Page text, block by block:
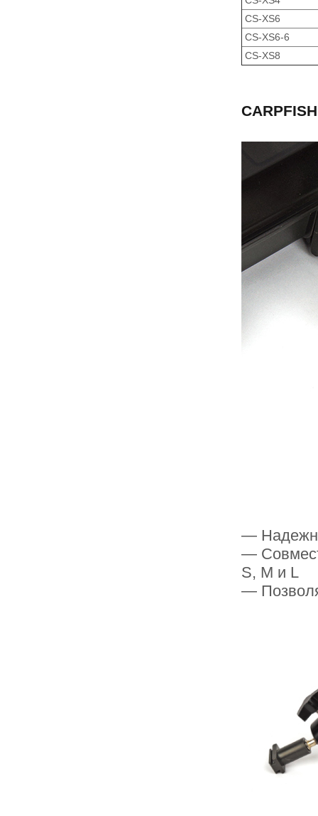
CS-XS6
CS-XS6-6
CS-XS8
—
—
S, M и L
—